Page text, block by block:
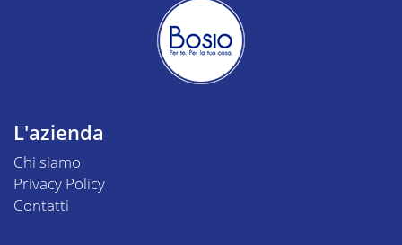
L'azienda
Chi siamo
Privacy Policy
Contatti